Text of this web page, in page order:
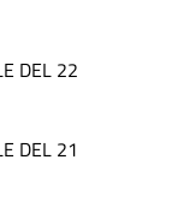
DEL 22
DEL 21